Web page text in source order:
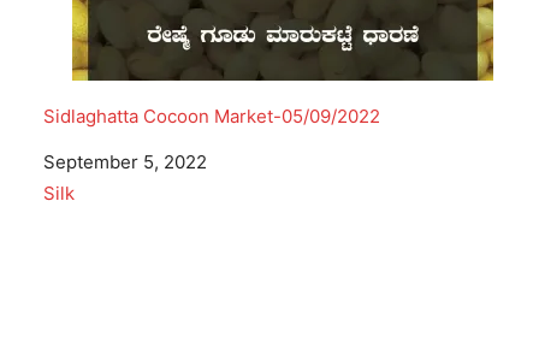
Sidlaghatta Cocoon Market-05/09/2022
Date
September 5, 2022
In relation to
Silk